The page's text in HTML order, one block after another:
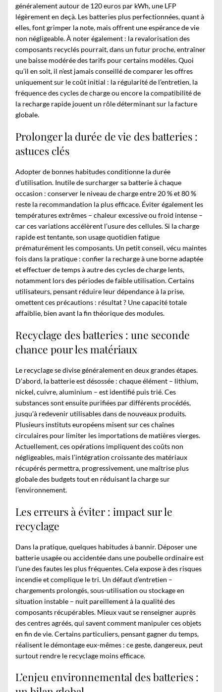
généralement autour de 120 euros par kWh, une LFP
légèrement en deçà. Les batteries plus perfectionnées, quant à
elles, font grimper la note, mais offrent une espérance de vie
non négligeable. À noter également : la revalorisation des
composants recyclés pourrait, dans un futur proche, entraîner
une baisse modérée des tarifs pour certains modèles. Quoi
qu’il en soit, il n’est jamais conseillé de comparer les offres
uniquement sur le coût initial : la régularité de l’entretien, la
fréquence des cycles de charge ou encore la compatibilité de
la recharge rapide jouent un rôle déterminant sur la facture
globale.
Prolonger la durée de vie des batteries :
astuces clés
Adopter de bonnes habitudes conditionne la durée
d’utilisation. Inutile de surcharger sa batterie à chaque
occasion : conserver le niveau de charge entre 20 % et 80 %
reste la recommandation la plus efficace. Éviter également les
températures extrêmes – chaleur excessive ou froid intense –
car ces variations accélèrent l’usure des cellules. Si la charge
rapide est tentante, son usage quotidien fatigue
prématurément les composants. Un petit conseil, vécu maintes
fois dans la pratique : confier la recharge à une borne adaptée
et effectuer de temps à autre des cycles de charge lents,
notamment lors des périodes de faible utilisation. Certains
utilisateurs, pensant réduire leur dépendance à la prise,
omettent ces précautions : résultat ? Une capacité totale
affaiblie, bien avant la fin théorique des modules.
Recyclage des batteries : une seconde
chance pour les matériaux
Le recyclage se divise généralement en deux grandes étapes.
D’abord, la batterie est désossée : chaque élément – lithium,
nickel, cuivre, aluminium – est identifié puis trié. Ces
substances sont ensuite purifiées par différents procédés,
jusqu’à redevenir utilisables dans de nouveaux produits.
Plusieurs instituts européens misent sur ces chaînes
circulaires pour limiter les importations de matières vierges.
Actuellement, ces opérations impliquent des coûts non
négligeables, mais l’intégration croissante des matériaux
récupérés permettra, progressivement, une maîtrise plus
globale des budgets tout en réduisant la charge sur
l’environnement.
Les erreurs à éviter : impact sur le
recyclage
Dans la pratique, quelques habitudes à bannir. Déposer une
batterie usagée ou accidentée dans une poubelle ordinaire est
l’une des fautes les plus fréquentes. Cela expose à des risques
incendie et complique le tri. Un défaut d’entretien –
chargements prolongés, sous-utilisation ou stockage en
situation instable – nuit pareillement à la qualité des
composants récupérables. Mieux vaut se renseigner auprès
des centres agréés, qui savent comment manipuler ces objets
en fin de vie. Certains particuliers, pensant gagner du temps,
réalisent le démontage eux-mêmes : ce geste, dangereux, peut
surtout rendre le recyclage moins efficace.
L’enjeu environnemental des batteries :